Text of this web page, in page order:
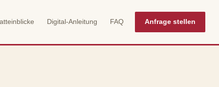
Digital-Anleitung FAQ Anfrage stellen